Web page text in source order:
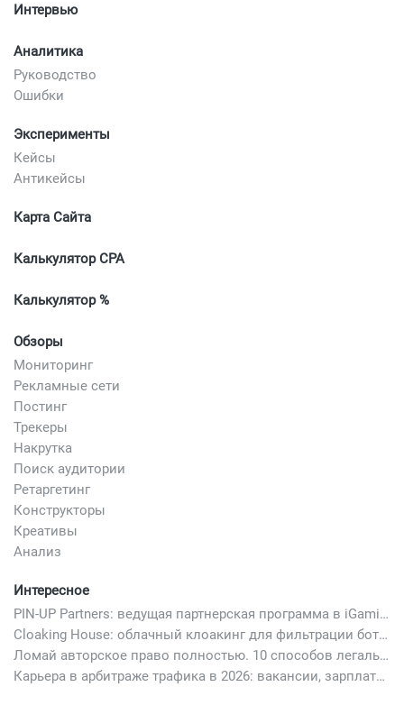
Интервью
Аналитика
Руководство
Ошибки
Эксперименты
Кейсы
Антикейсы
Карта Сайта
Калькулятор CPA
Калькулятор %
Обзоры
Мониторинг
Рекламные сети
Постинг
Трекеры
Накрутка
Поиск аудитории
Ретаргетинг
Конструкторы
Креативы
Анализ
Интересное
PIN-UP Partners: ведущая партнерская программа в iGaming
Cloaking House: облачный клоакинг для фильтрации ботов FB и Google Ads — гайд PHP-интеграции 2026
Ломай авторское право полностью. 10 способов легально добавить любимый трек в свой креатив
Карьера в арбитраже трафика в 2026: вакансии, зарплаты и как начать